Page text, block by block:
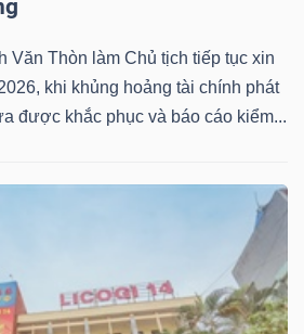
Văn Thòn làm Chủ tịch tiếp tục xin
khi khủng hoảng tài chính phát
được khắc phục và báo cáo kiểm...